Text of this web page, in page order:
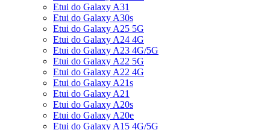
Etui do Galaxy A31
Etui do Galaxy A30s
Etui do Galaxy A25 5G
Etui do Galaxy A24 4G
Etui do Galaxy A23 4G/5G
Etui do Galaxy A22 5G
Etui do Galaxy A22 4G
Etui do Galaxy A21s
Etui do Galaxy A21
Etui do Galaxy A20s
Etui do Galaxy A20e
Etui do Galaxy A15 4G/5G